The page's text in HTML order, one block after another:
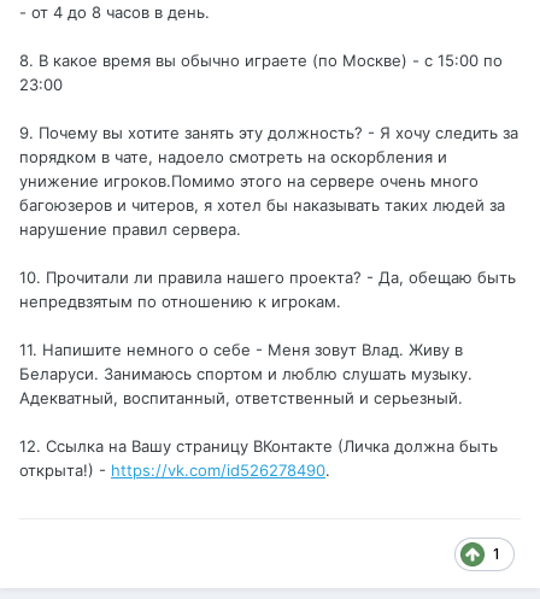
- от 4 до 8 часов в день.
8. В какое время вы обычно играете (по Москве) - с 15:00 по
23:00
9. Почему вы хотите занять эту должность? - Я хочу следить за
порядком в чате, надоело смотреть на оскорбления и
унижение игроков.Помимо этого на сервере очень много
багоюзеров и читеров, я хотел бы наказывать таких людей за
нарушение правил сервера.
10. Прочитали ли правила нашего проекта? - Да, обещаю быть
непредвзятым по отношению к игрокам.
11. Напишите немного о себе - Меня зовут Влад. Живу в
Беларуси. Занимаюсь спортом и люблю слушать музыку.
Адекватный, воспитанный, ответственный и серьезный.
12. Ссылка на Вашу страницу ВКонтакте (Личка должна быть
открыта!) - https://vk.com/id526278490.
1